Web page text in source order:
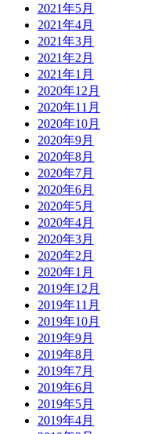
2021年5月
2021年4月
2021年3月
2021年2月
2021年1月
2020年12月
2020年11月
2020年10月
2020年9月
2020年8月
2020年7月
2020年6月
2020年5月
2020年4月
2020年3月
2020年2月
2020年1月
2019年12月
2019年11月
2019年10月
2019年9月
2019年8月
2019年7月
2019年6月
2019年5月
2019年4月